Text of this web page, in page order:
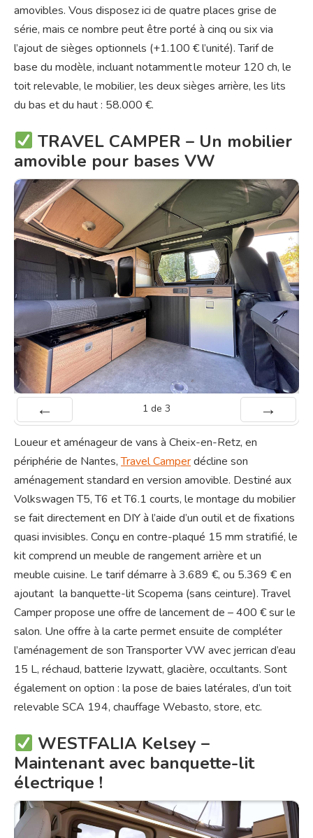
amovibles. Vous disposez ici de quatre places grise de
série, mais ce nombre peut être porté à cinq ou six via
l’ajout de sièges optionnels (+1.100 € l’unité). Tarif de
base du modèle, incluant notamment le moteur 120 ch, le
toit relevable, le mobilier, les deux sièges arrière, les lits
du bas et du haut : 58.000 €.
TRAVEL CAMPER – Un mobilier
amovible pour bases VW
1 de 3
Loueur et aménageur de vans à Cheix-en-Retz, en
périphérie de Nantes,Travel Camperdécline son
aménagement standard en version amovible. Destiné aux
Volkswagen T5, T6 et T6.1 courts, le montage du mobilier
se fait directement en DIY à l’aide d’un outil et de fixations
quasi invisibles. Conçu en contre-plaqué 15 mm stratifié, le
kit comprend un meuble de rangement arrière et un
meuble cuisine. Le tarif démarre à 3.689 €, ou 5.369 € en
ajoutant la banquette-lit Scopema (sans ceinture). Travel
Camper propose une offre de lancement de – 400 € sur le
salon. Une offre à la carte permet ensuite de compléter
l’aménagement de son Transporter VW avec jerrican d’eau
15 L, réchaud, batterie Izywatt, glacière, occultants. Sont
également on option : la pose de baies latérales, d’un toit
relevable SCA 194, chauffage Webasto, store, etc.
WESTFALIA Kelsey –
Maintenant avec banquette-lit
électrique !